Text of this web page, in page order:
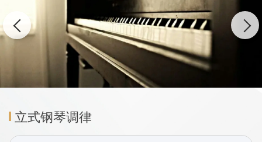
立式钢琴调律